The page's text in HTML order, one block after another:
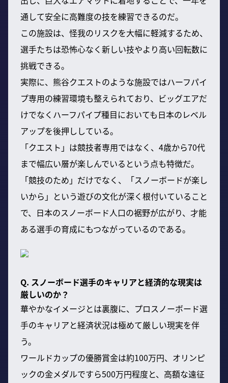
通して安全に高難度の技を練習できるのだ。
この施設は、怪我のリスクを大幅に軽減するため、
選手たちは恐怖心なく新しい技やより高い回転数に
挑戦できる。
実際に、熊谷クエストのような施設ではハーフパイ
プ専用の練習環境も整えられており、ビッグエアだ
けでなくハーフパイプ種目においても日本のレベル
アップを後押ししている。
「クエスト」は競技者専用ではなく、4歳から70代
まで幅広い層が楽しんでいるという点も特徴だ。
「競技のため」だけでなく、「スノーボードが楽し
いから」という遊びの文化が深く根付いていること
で、日本のスノーボード人口の裾野が広がり、才能
ある選手の育成にもつながっているのである。
Q. スノーボード選手のキャリアと経済的な現実は
厳しいのか？
華やかなイメージとは裏腹に、プロスノーボード選
手のキャリアと経済状況は極めて厳しい現実を伴
う。
ワールドカップの優勝賞金は約100万円、オリンピ
ックの金メダルですら500万円程度と、高額な遠征